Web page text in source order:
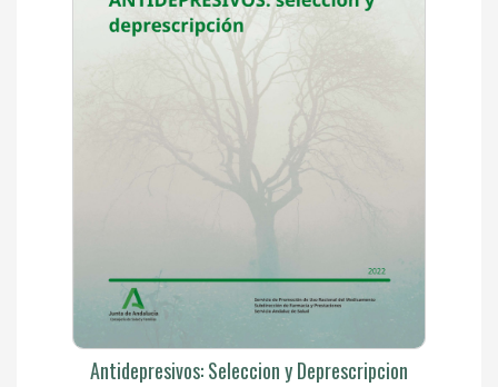
Antidepresivos: Seleccion y Deprescripcion